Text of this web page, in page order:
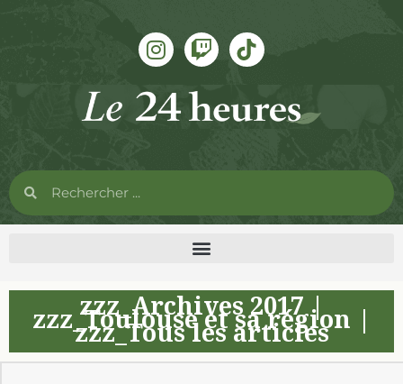
zzz_Archives 2017|
zzz_Toulouse et sa région
zzz_Tous les articles